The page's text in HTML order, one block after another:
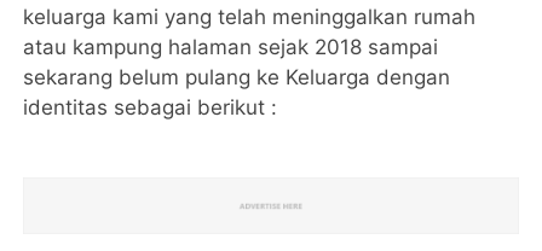
keluarga kami yang telah meninggalkan rumah
atau kampung halaman sejak 2018 sampai
sekarang belum pulang ke Keluarga dengan
identitas sebagai berikut :